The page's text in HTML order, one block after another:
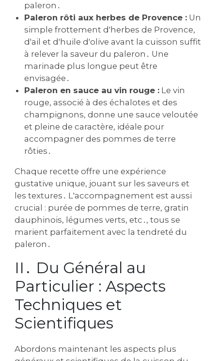
paleron․
Paleron rôti aux herbes de Provence : Un
simple frottement d'herbes de Provence‚
d'ail et d'huile d'olive avant la cuisson suffit
à relever la saveur du paleron․ Une
marinade plus longue peut être
envisagée․
Paleron en sauce au vin rouge : Le vin
rouge‚ associé à des échalotes et des
champignons‚ donne une sauce veloutée
et pleine de caractère‚ idéale pour
accompagner des pommes de terre
rôties․
Chaque recette offre une expérience
gustative unique‚ jouant sur les saveurs et
les textures․ L'accompagnement est aussi
crucial : purée de pommes de terre‚ gratin
dauphinois‚ légumes verts‚ etc․‚ tous se
marient parfaitement avec la tendreté du
paleron․
II․ Du Général au
Particulier : Aspects
Techniques et
Scientifiques
Abordons maintenant les aspects plus